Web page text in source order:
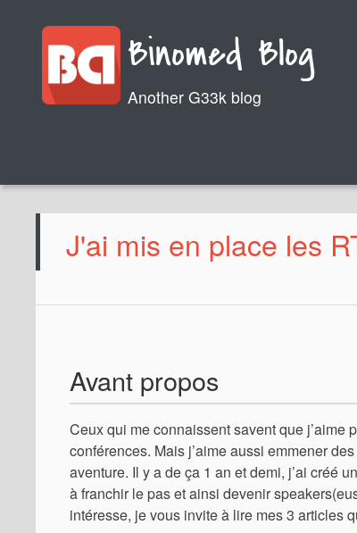
Binomed Blog
Another G33k blog
J'ai mis en place les
Avant propos
Ceux qui me connaissent savent que j’aime
conférences. Mais j’aime aussi emmener
aventure. Il y a de ça 1 an et demi, j’ai créé
à franchir le pas et ainsi devenir
intéresse, je vous invite à lire mes 3 articles